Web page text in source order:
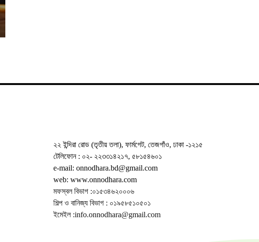
২২ ইন্দিরা রোড (তৃতীয় তলা), ফার্মগেট, তেজগাঁও, ঢাকা -১২১৫
টেলিফোন : ০২- ২২৩৩১৪২১৭, ৫৮১৫৪৬০১
e-mail: onnodhara.bd@gmail.com
web: www.onnodhara.com
মফস্বল বিভাগ :০১৫৩৪৬২০০০৬
শিল্প ও বানিজ্য বিভাগ : ০১৯৫৮৫১০৫০১
ইমেইল :info.onnodhara@gmail.com